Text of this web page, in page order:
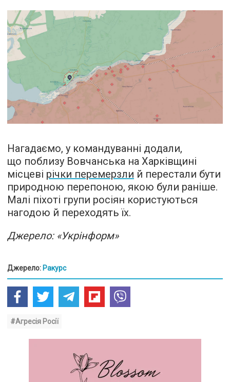
Нагадаємо, у командуванні додали,
що поблизу Вовчанська на Харківщині
місцеві річки перемерзли й перестали бути
природною перепоною, якою були раніше.
Малі піхоті групи росіян користуються
нагодою й переходять їх.
Джерело: «Укрінформ»
Джерело: Ракурс
#Агресія Росії